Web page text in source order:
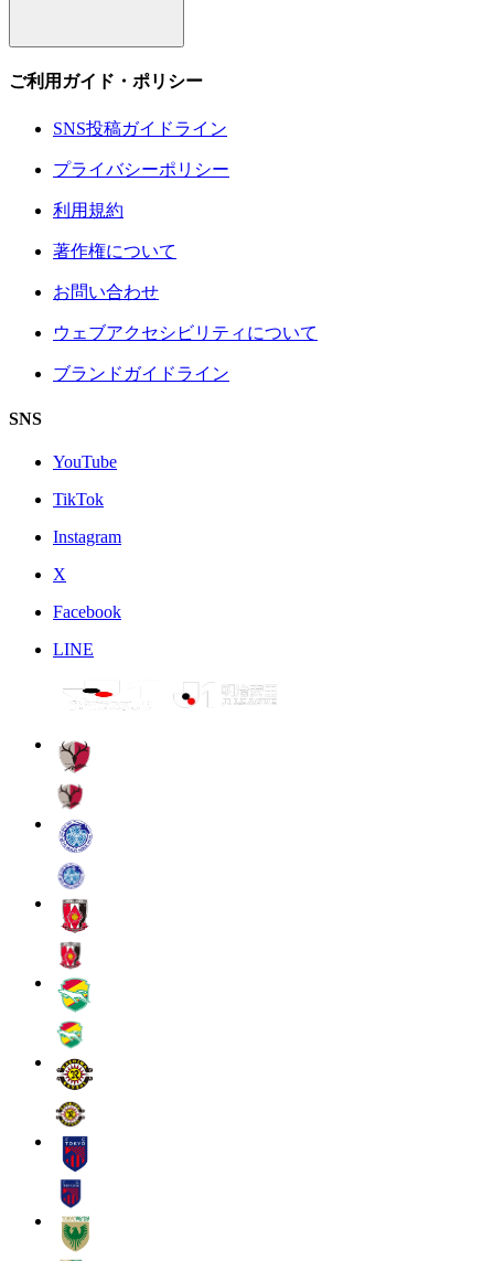
ご利用ガイド・ポリシー
SNS投稿ガイドライン
プライバシーポリシー
利用規約
著作権について
お問い合わせ
ウェブアクセシビリティについて
ブランドガイドライン
SNS
YouTube
TikTok
Instagram
X
Facebook
LINE